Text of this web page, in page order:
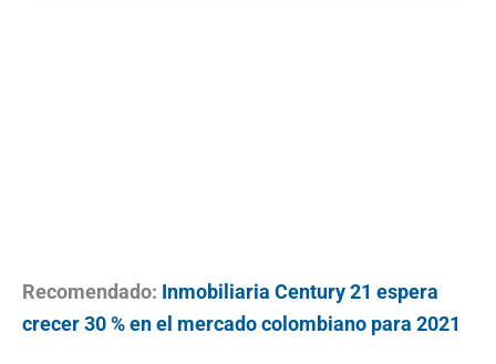
Recomendado: Inmobiliaria Century 21 espera
crecer 30 % en el mercado colombiano para 2021